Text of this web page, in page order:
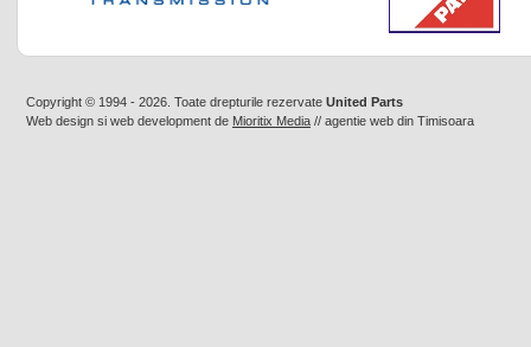
Copyright © 1994 - 2026. Toate drepturile rezervate United Parts
Web design si web development de Mioritix Media // agentie web din Timisoara